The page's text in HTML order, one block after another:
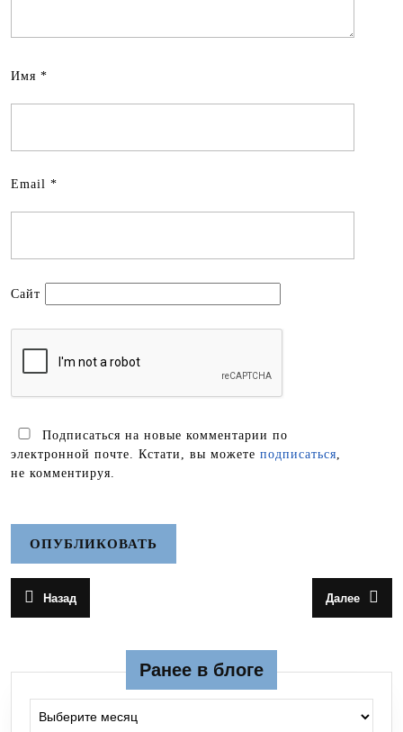
Имя *
Email *
Сайт
Подписаться на новые комментарии по
электронной почте. Кстати, вы можете подписаться,
не комментируя.
Навигация
по
Назад
Предыдущая
запись:
Далее
запись:
Ранее в блоге